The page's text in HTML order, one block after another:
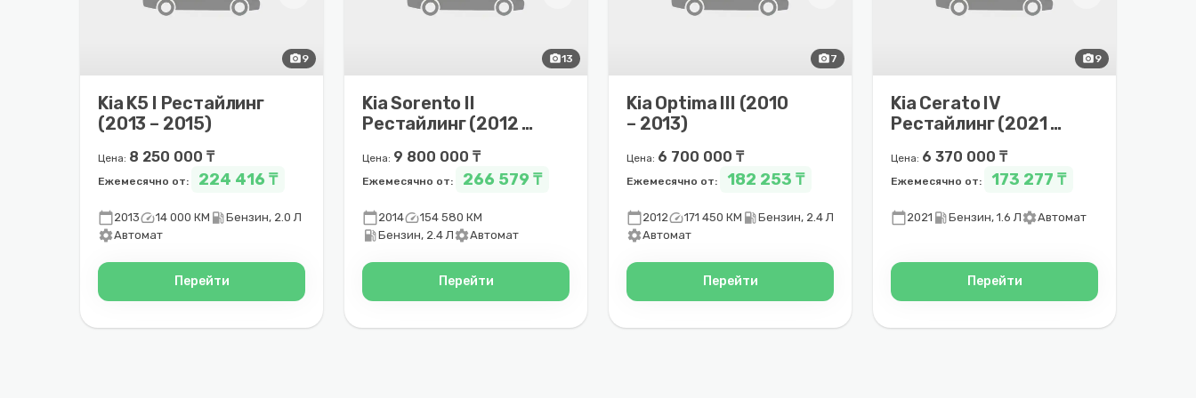
photo_camera9
Kia K5 I Рестайлинг
(2013 – 2015)
Цена: 8 250 000 ₸
Ежемесячно от: 224 416 ₸
calendar_today2013speed14 000 КМ local_gas_stationБензин, 2.0 Л
settingsАвтомат
Перейти
photo_camera13
Kia Sorento II
Рестайлинг (2012 –
Цена: 9 800 000 ₸
Ежемесячно от: 266 579 ₸
calendar_today2014speed154 580 КМ
local_gas_stationБензин, 2.4 Л settingsАвтомат
Перейти
photo_camera7
Kia Optima III (2010
– 2013)
Цена: 6 700 000 ₸
Ежемесячно от: 182 253 ₸
calendar_today2012speed171 450 КМ local_gas_stationБензин, 2.4 Л
settingsАвтомат
Перейти
photo_camera9
Kia Cerato IV
Рестайлинг (2021 –
Цена: 6 370 000 ₸
Ежемесячно от: 173 277 ₸
calendar_today2021 local_gas_stationБензин, 1.6 Л settingsАвтомат
Перейти